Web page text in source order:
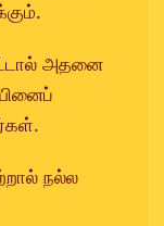
அதனை
நல்ல